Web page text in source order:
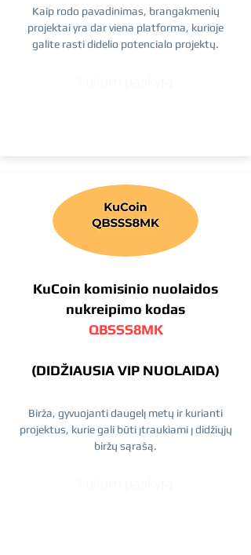
Kaip rodo pavadinimas, brangakmenių
projektai yra dar viena platforma, kurioje
galite rasti didelio potencialo projektų.
KuCoin komisinio nuolaidos
nukreipimo kodas
QBSSS8MK
(DIDŽIAUSIA VIP NUOLAIDA)
Birža, gyvuojanti daugelį metų ir kurianti
projektus, kurie gali būti įtraukiami į didžiųjų
biržų sąrašą.